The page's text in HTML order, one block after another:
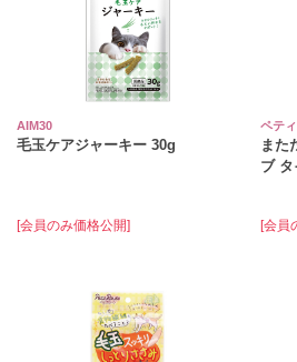
AIM30
毛玉ケアジャーキー 30g
[会員のみ価格公開]
ペテ
また
ブ
[会員